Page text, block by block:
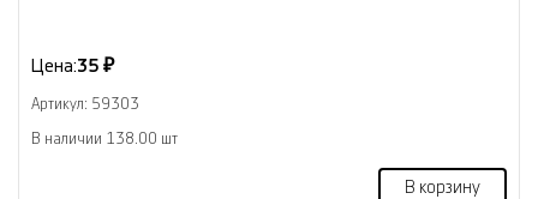
Цена:35 ₽
Артикул: 59303
В наличии 138.00 шт
В корзину